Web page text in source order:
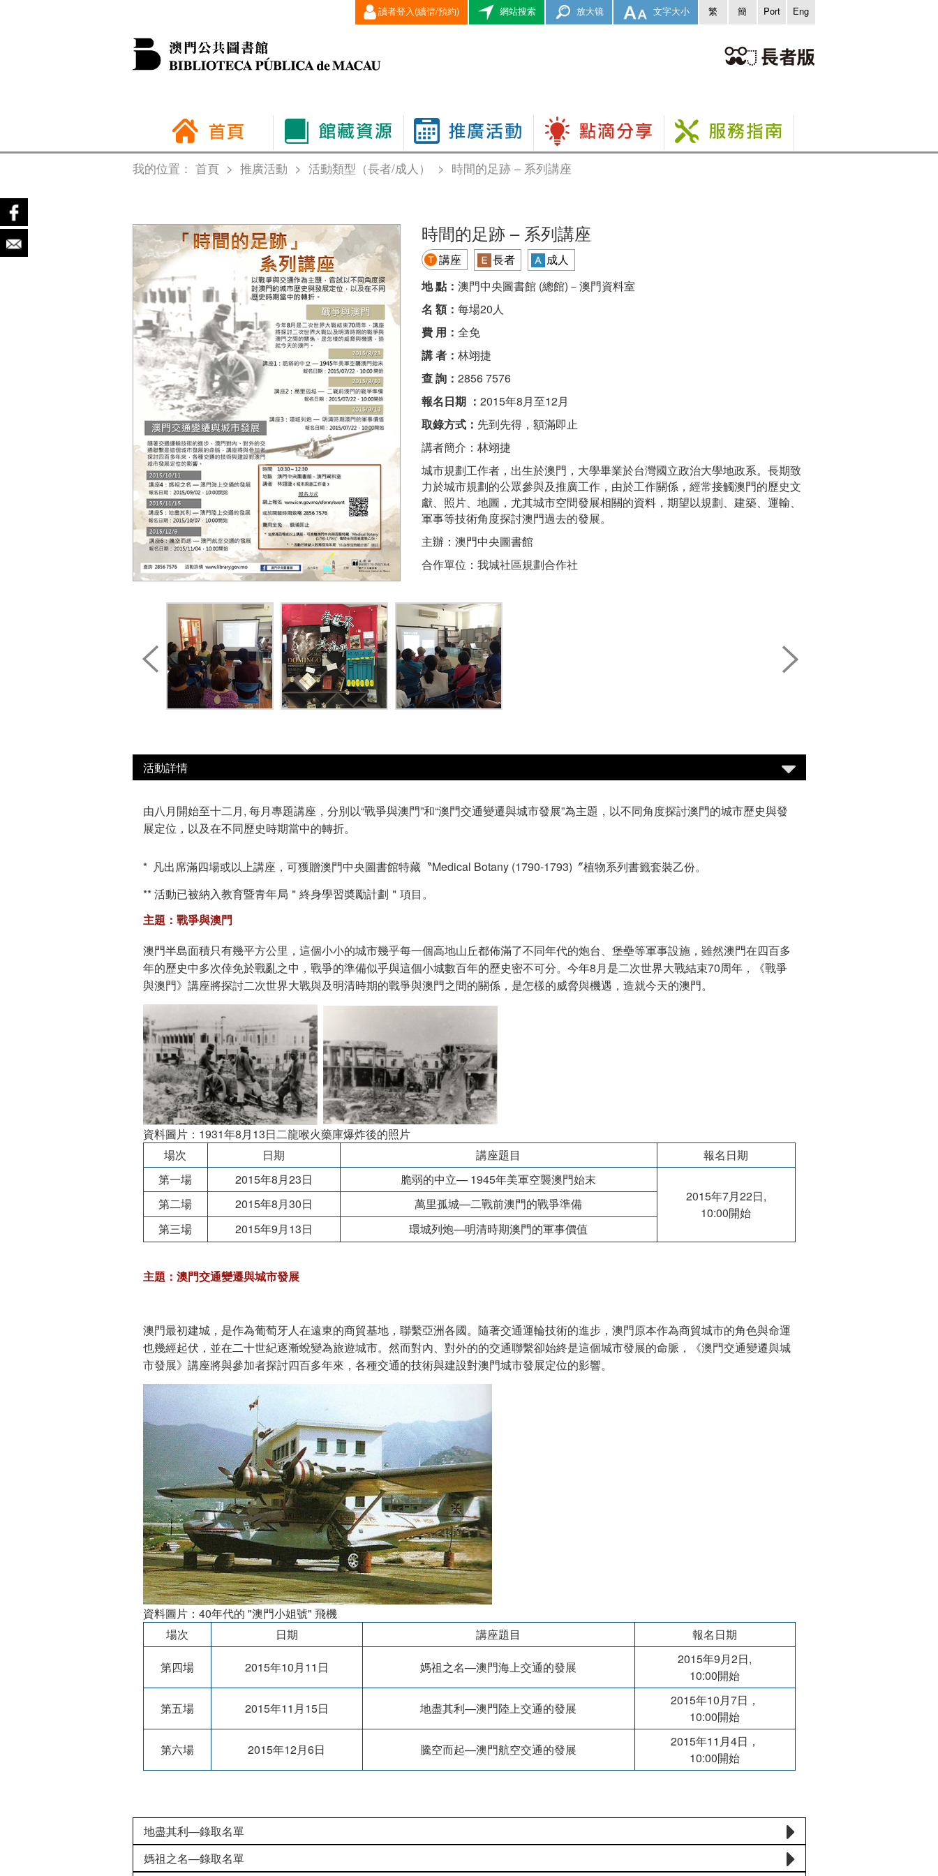
讀者登入(續借/預約) 網站搜索 放大镜 文字大小 繁 簡 Port Eng
我的位置： 首頁> 推廣活動 > 活動類型（長者/成人） > 時間的足跡 – 系列講座
時間的足跡 – 系列講座
講座 長者
成人
地 點：澳門中央圖書館 (總館)－澳門資料室
名 額：每場20人
費 用：全免
講 者：林翊捷
查 詢：2856 7576
報名日期 ：2015年8月至12月
取錄方式： 先到先得，額滿即止
講者簡介：林翊捷
城市規劃工作者，出生於澳門，大學畢業於台灣國立政治大學地政系。長期致
力於城市規劃的公眾參與及推廣工作，由於工作關係，經常接觸澳門的歷史文
獻、照片、地圖，尤其城市空間發展相關的資料，期望以規劃、建築、運輸、
軍事等技術角度探討澳門過去的發展。
主辦：澳門中央圖書館
合作單位：我城社區規劃合作社
活動詳情
由八月開始至十二月, 每月專題講座，分別以“戰爭與澳門”和“澳門交通變遷與城市發展”為主題，以不同角度探討澳門的城市歷史與發
展定位，以及在不同歷史時期當中的轉折。
* 凡出席滿四場或以上講座，可獲贈澳門中央圖書館特藏〝Medical Botany (1790-1793)〞植物系列書籤套裝乙份。
** 活動已被納入教育暨青年局＂終身學習奬勵計劃＂項目。
主題：戰爭與澳門
澳門半島面積只有幾平方公里，這個小小的城市幾乎每一個高地山丘都佈滿了不同年代的炮台、堡壘等軍事設施，雖然澳門在四百多
年的歷史中多次倖免於戰亂之中，戰爭的準備似乎與這個小城數百年的歷史密不可分。今年8月是二次世界大戰結束70周年，《戰爭
與澳門》講座將探討二次世界大戰與及明清時期的戰爭與澳門之間的關係，是怎樣的威脅與機遇，造就今天的澳門。
資料圖片：1931年8月13日二龍喉火藥庫爆炸後的照片
場次
日期 講座題目
報名日期
第一場
2015年8月23日
脆弱的中立— 1945年美軍空襲澳門始末
2015年7月22日,
10:00開始
第二場 2015年8月30日
萬里孤城—二戰前澳門的戰爭準備
第三場
2015年9月13日 環城列炮—明清時期澳門的軍事價值
主題：澳門交通變遷與城市發展
澳門最初建城，是作為葡萄牙人在遠東的商貿基地，聯繫亞洲各國。隨著交通運輪技術的進步，澳門原本作為商貿城市的角色與命運
也幾經起伏，並在二十世紀逐漸蛻變為旅遊城市。然而對內、對外的的交通聯繫卻始終是這個城市發展的命脈，《澳門交通變遷與城
市發展》講座將與參加者探討四百多年來，各種交通的技術與建設對澳門城市發展定位的影響。
資料圖片：40年代的 "澳門小姐號" 飛機
場次
日期 講座題目 報名日期
第四場 2015年10月11日 媽祖之名—澳門海上交通的發展
2015年9月2日,
10:00開始
第五場 2015年11月15日 地盡其利—澳門陸上交通的發展
2015年10月7日，
10:00開始
第六場 2015年12月6日 騰空而起—澳門航空交通的發展
2015年11月4日，
10:00開始
地盡其利—錄取名單
媽祖之名—錄取名單